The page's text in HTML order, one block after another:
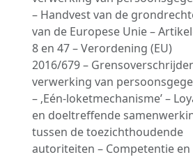
– Handvest van de
van de Europese Unie –
8 en 47 – Verordening (EU)
2016/679 –
verwerking van
– ‚Eén-loketmechanisme’ –
en doeltreffende
tussen de toezichthoudende
autoriteiten – Competentie en